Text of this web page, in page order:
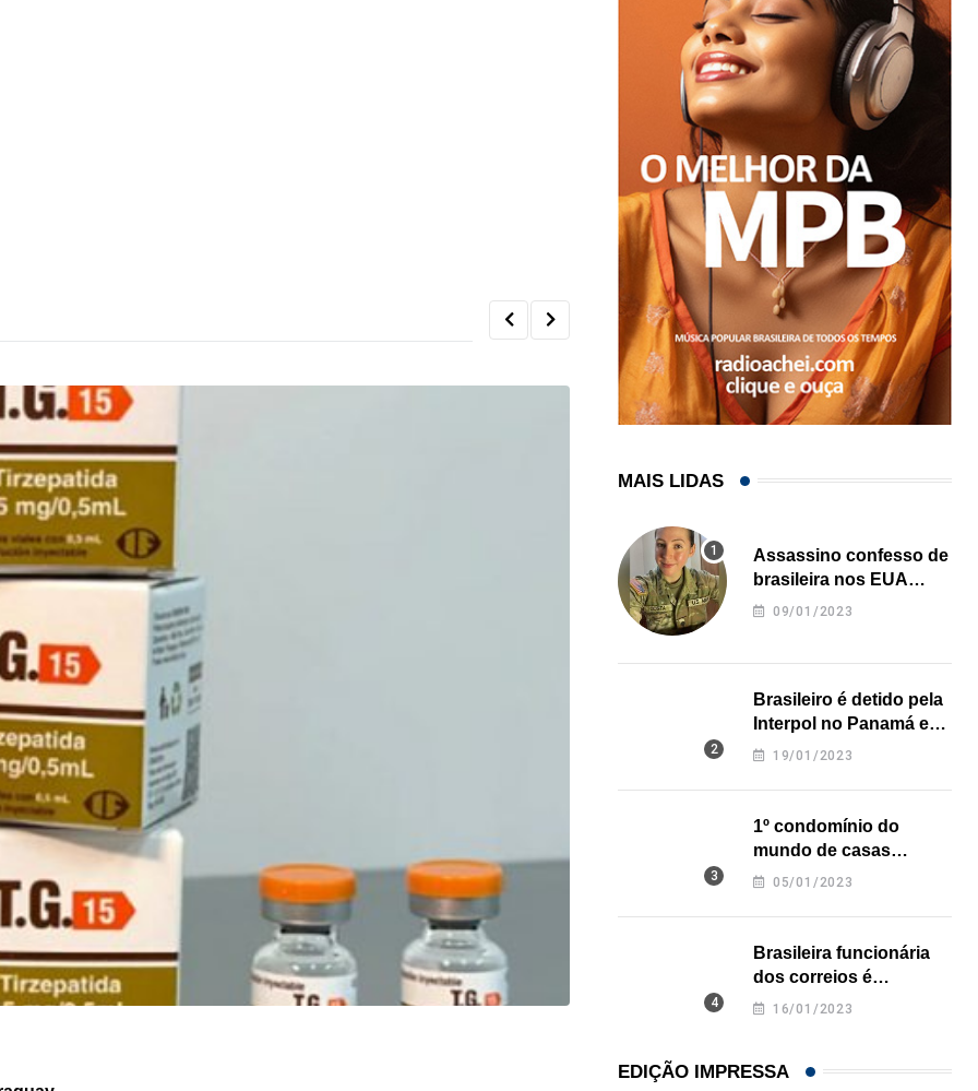
MAIS LIDAS
Assassino confesso de
brasileira nos EUA
revela onde deixou o
09/01/2023
Brasileiro é detido pela
Interpol no Panamá e
pode pegar prisão
19/01/2023
1º condomínio do
mundo de casas
impressas em 3D é
05/01/2023
Brasileira funcionária
dos correios é
assassinada a facadas
16/01/2023
EDIÇÃO IMPRESSA